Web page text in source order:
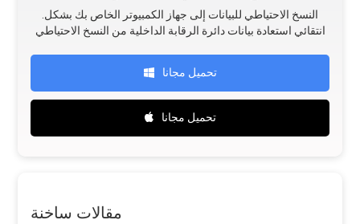
.النسخ الاحتياطي للبيانات إلى جهاز الكمبيوتر الخاص بك بشكل
انتقائي استعادة بيانات دائرة الرقابة الداخلية من النسخ الاحتياطي
تحميل مجانا
تحميل مجانا
مقالات ساخنة